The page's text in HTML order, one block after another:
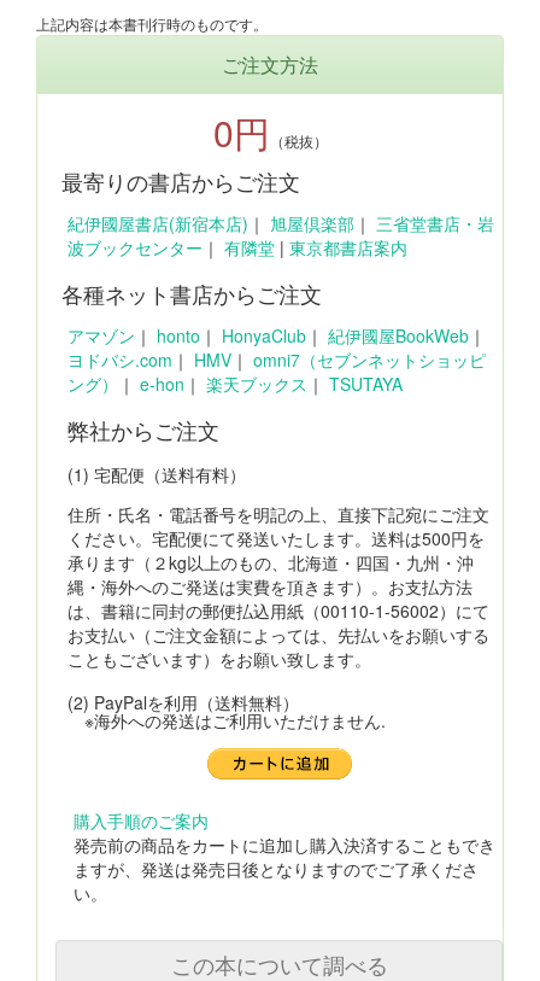
上記内容は本書刊行時のものです。
ご注文方法
0円 （税抜）
最寄りの書店からご注文
紀伊國屋書店(新宿本店) ｜ 旭屋倶楽部 ｜ 三省堂書店・岩
波ブックセンター ｜ 有隣堂 | 東京都書店案内
各種ネット書店からご注文
アマゾン ｜ honto ｜ HonyaClub ｜ 紀伊國屋BookWeb ｜
ヨドバシ.com ｜ HMV ｜ omni7（セブンネットショッピ
ング）
｜ e-hon ｜ 楽天ブックス ｜ TSUTAYA
弊社からご注文
(1) 宅配便（送料有料）
住所・氏名・電話番号を明記の上、直接下記宛にご注文
ください。宅配便にて発送いたします。送料は500円を
承ります（２kg以上のもの、北海道・四国・九州・沖
縄・海外へのご発送は実費を頂きます）。お支払方法
は、書籍に同封の郵便払込用紙（00110-1-56002）にて
お支払い（ご注文金額によっては、先払いをお願いする
こともございます）をお願い致します。
(2) PayPalを利用（送料無料）
※海外への発送はご利用いただけません.
購入手順のご案内
発売前の商品をカートに追加し購入決済することもでき
ますが、発送は発売日後となりますのでご了承くださ
い。
この本について調べる